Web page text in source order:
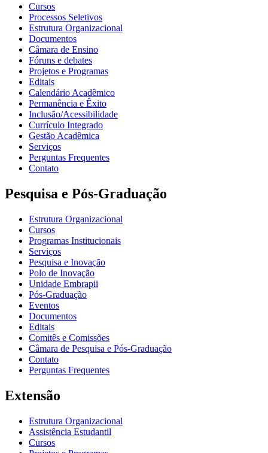
Cursos
Processos Seletivos
Estrutura Organizacional
Documentos
Câmara de Ensino
Fóruns e debates
Projetos e Programas
Editais
Calendário Acadêmico
Permanência e Êxito
Inclusão/Acessibilidade
Currículo Integrado
Gestão Acadêmica
Serviços
Perguntas Frequentes
Contato
Pesquisa e Pós-Graduação
Estrutura Organizacional
Cursos
Programas Institucionais
Serviços
Pesquisa e Inovação
Polo de Inovação
Unidade Embrapii
Pós-Graduação
Eventos
Documentos
Editais
Comitês e Comissões
Câmara de Pesquisa e Pós-Graduação
Contato
Perguntas Frequentes
Extensão
Estrutura Organizacional
Assistência Estudantil
Cursos